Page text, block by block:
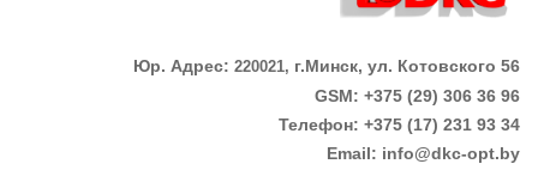
Юр. Адрес: 220021, г.Минск, ул. Котовского 56
GSM: +375 (29) 306 36 96
Телефон: +375 (17) 231 93 34
Email: info@dkc-opt.by